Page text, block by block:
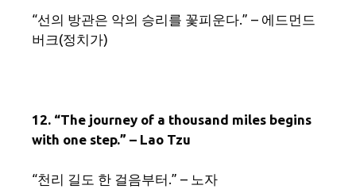
“선의 방관은 악의 승리를 꽃피운다.” – 에드먼드
버크(정치가)
12. “The journey of a thousand miles begins
with one step.” – Lao Tzu
“천리 길도 한 걸음부터.” – 노자